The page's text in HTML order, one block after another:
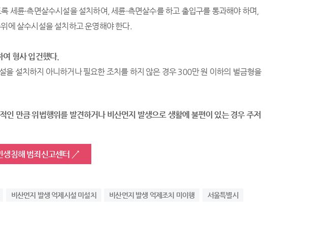
세륜·측면살수시설을 설치하여, 세륜·측면살수를 하고 출입구를 통과해야 하며,
에 살수시설을 설치하고 운영해야 한다.
여 형사 입건했다.
설치하지 아니하거나 필요한 조치를 하지 않은 경우 300만 원 이하의 벌금형을
인 만큼 위법행위를 발견하거나 비산먼지 발생으로 생활에 불편이 있는 경우 주저
생침해 범죄신고센터 ↗
비산먼지 발생 억제시설 미설치 비산먼지 발생 억제조치 미이행
서울특별시